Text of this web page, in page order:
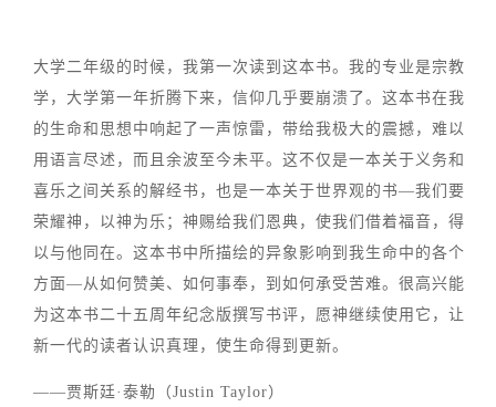
大学二年级的时候，我第一次读到这本书。我的专业是宗教
学，大学第一年折腾下来，信仰几乎要崩溃了。这本书在我
的生命和思想中响起了一声惊雷，带给我极大的震撼，难以
用语言尽述，而且余波至今未平。这不仅是一本关于义务和
喜乐之间关系的解经书，也是一本关于世界观的书—我们要
荣耀神，以神为乐；神赐给我们恩典，使我们借着福音，得
以与他同在。这本书中所描绘的异象影响到我生命中的各个
方面—从如何赞美、如何事奉，到如何承受苦难。很高兴能
为这本书二十五周年纪念版撰写书评，愿神继续使用它，让
新一代的读者认识真理，使生命得到更新。
——贾斯廷·泰勒（Justin Taylor）